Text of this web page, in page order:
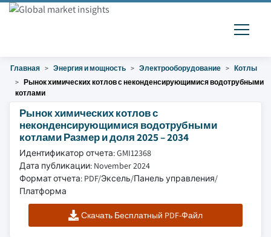
Главная Энергия и мощность Электрооборудование
Котлы
Рынок химических котлов с неконденсирующимися водотрубными
котлами
Рынок химических котлов с
неконденсирующимися водотрубными
котлами Размер и доля 2025 – 2034
Идентификатор отчета: GMI12368
Дата публикации: November 2024
Формат отчета: PDF/Эксель/Панель управления/
Платформа
Скачать Бесплатный PDF-Файл